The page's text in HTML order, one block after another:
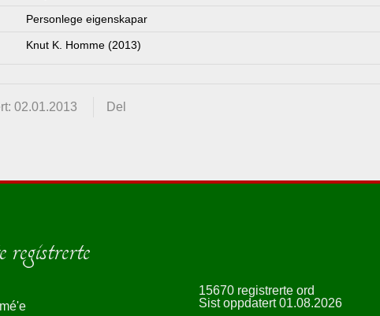
Personlege eigenskapar
Knut K. Homme (2013)
02.01.2013 Del
registrerte
15670 registrerte ord
Sist oppdatert 01.08.2026